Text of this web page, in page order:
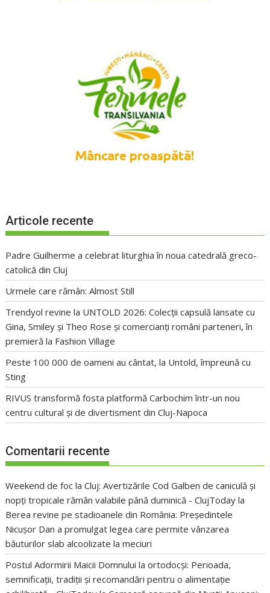
Articole recente
Padre Guilherme a celebrat liturghia în noua catedrală greco-
catolică din Cluj
Urmele care rămân: Almost Still
Trendyol revine la UNTOLD 2026: Colecții capsulă lansate cu
Gina, Smiley și Theo Rose și comercianți români parteneri, în
premieră la Fashion Village
Peste 100 000 de oameni au cântat, la Untold, împreună cu
Sting
RIVUS transformă fosta platformă Carbochim într-un nou
centru cultural și de divertisment din Cluj-Napoca
Comentarii recente
Weekend de foc la Cluj: Avertizările Cod Galben de caniculă și
nopți tropicale rămân valabile până duminică - ClujToday la
Berea revine pe stadioanele din România: Președintele
Nicușor Dan a promulgat legea care permite vânzarea
băuturilor slab alcoolizate la meciuri
Postul Adormirii Maicii Domnului la ortodocși: Perioada,
semnificații, tradiții și recomandări pentru o alimentație